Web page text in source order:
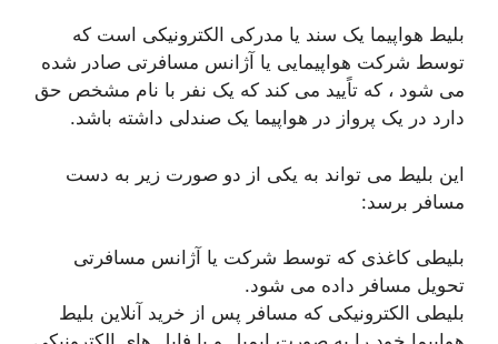
بلیط هواپیما یک سند یا مدرکی الکترونیکی است که
توسط شرکت هواپیمایی یا آژانس مسافرتی صادر شده
می شود ، که تاًیید می کند که یک نفر با نام مشخص حق
دارد در یک پرواز در هواپیما یک صندلی داشته باشد.
این بلیط می تواند به یکی از دو صورت زیر به دست
مسافر برسد:
بلیطی کاغذی که توسط شرکت یا آژانس مسافرتی
تحویل مسافر داده می شود.
بلیطی الکترونیکی که مسافر پس از خرید آنلاین بلیط